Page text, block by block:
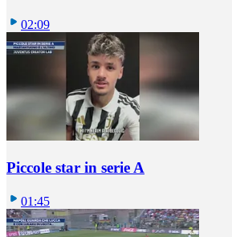
02:09
Piccole star in serie A
01:45